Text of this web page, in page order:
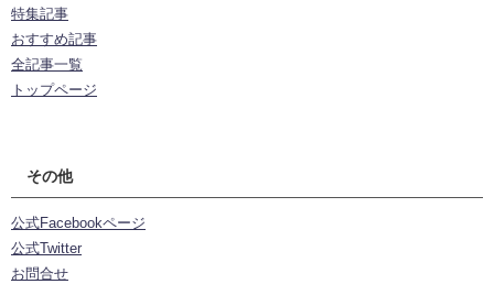
特集記事
おすすめ記事
全記事一覧
トップページ
その他
公式Facebookページ
公式Twitter
お問合せ